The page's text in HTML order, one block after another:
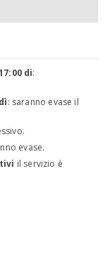
di:
: saranno evase il
evase.
il servizio è